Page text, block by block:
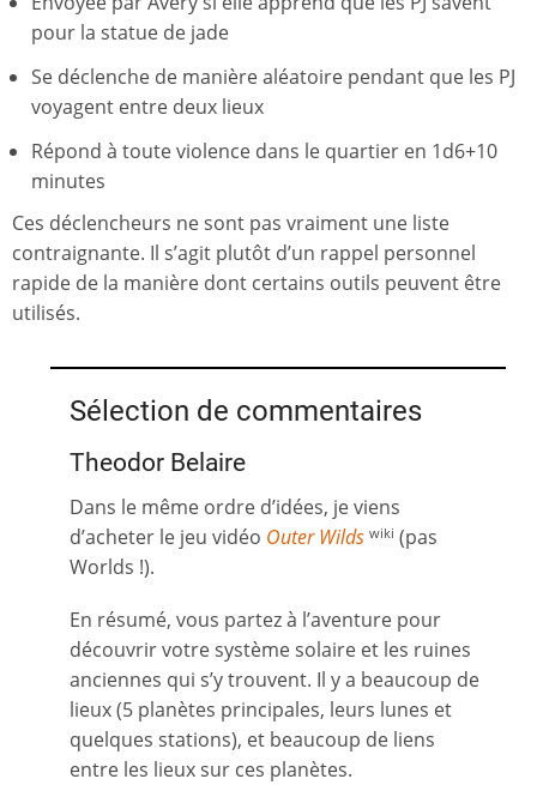
pour la statue de jade
Se déclenche de manière aléatoire pendant que les PJ
voyagent entre deux lieux
Répond à toute violence dans le quartier en 1d6+10
minutes
Ces déclencheurs ne sont pas vraiment une liste
contraignante. Il s’agit plutôt d’un rappel personnel
rapide de la manière dont certains outils peuvent être
utilisés.
Sélection de commentaires
Theodor Belaire
Dans le même ordre d’idées, je viens
d’acheter le jeu vidéo Outer Wilds wiki (pas
Worlds !).
En résumé, vous partez à l’aventure pour
découvrir votre système solaire et les ruines
anciennes qui s’y trouvent. Il y a beaucoup de
lieux (5 planètes principales, leurs lunes et
quelques stations), et beaucoup de liens
entre les lieux sur ces planètes.